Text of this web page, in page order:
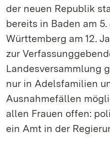
der neuen Republik
bereits in Baden am
Württemberg am 12.
zur
Landesversammlung
nur in Adelsfamilien
Ausnahmefällen
allen Frauen offen:
ein Amt in der